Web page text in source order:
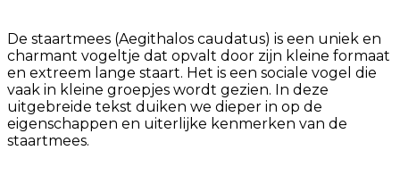
De staartmees (Aegithalos caudatus) is een uniek en
charmant vogeltje dat opvalt door zijn kleine formaat
en extreem lange staart. Het is een sociale vogel die
vaak in kleine groepjes wordt gezien. In deze
uitgebreide tekst duiken we dieper in op de
eigenschappen en uiterlijke kenmerken van de
staartmees.